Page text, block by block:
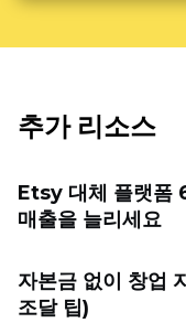
추가 리소스
Etsy 대체 플랫폼
매출을 늘리세요
자본금 없이 창업
조달 팁)